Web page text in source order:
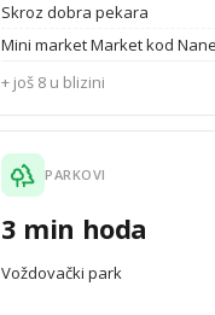
Skroz dobra pekara
Mini market Market kod Nane
+ još 8 u blizini
PARKOVI
3 min hoda
Voždovački park